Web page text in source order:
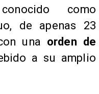
como
de apenas 23
una orden de
a su amplio